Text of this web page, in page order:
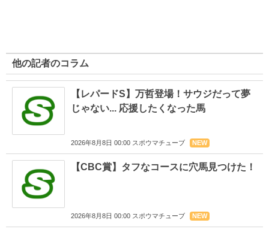
他の記者のコラム
【レパードS】万哲登場！サウジだって夢
じゃない... 応援したくなった馬
2026年8月8日 00:00 スポウマチューブ NEW
【CBC賞】タフなコースに穴馬見つけた！
2026年8月8日 00:00 スポウマチューブ NEW